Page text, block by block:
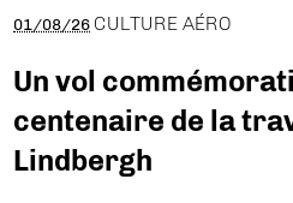
01/08/26 CULTURE AÉRO
Un vol
centenaire de la
Lindbergh